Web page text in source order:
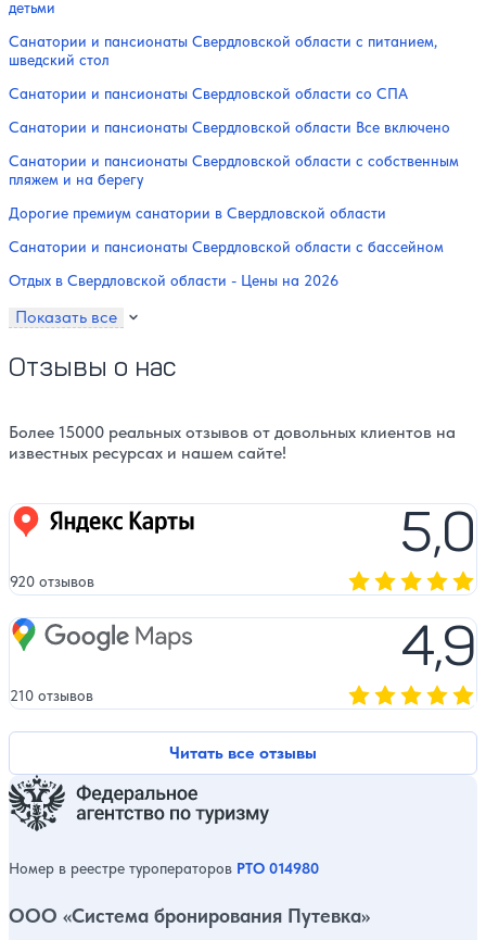
детьми
Санатории и пансионаты Свердловской области с питанием,
шведский стол
Санатории и пансионаты Свердловской области со СПА
Санатории и пансионаты Свердловской области Все включено
Санатории и пансионаты Свердловской области с собственным
пляжем и на берегу
Дорогие премиум санатории в Свердловской области
Санатории и пансионаты Свердловской области с бассейном
Отдых в Свердловской области - Цены на 2026
Показать все
Отзывы о нас
Более 15000 реальных отзывов от довольных клиентов на
известных ресурсах и нашем сайте!
Читать все отзывы
Яндекс карты 5,0
920 отзывов
Google Maps 4,9
210 отзывов
Номер в реестре туроператоров РТО 014980
ООО «Система бронирования Путевка»